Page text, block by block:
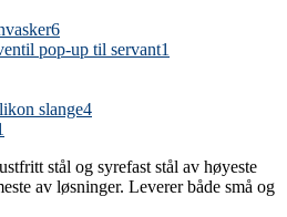
6
pop-up til servant1
slange4
stål og syrefast stål av høyeste
av løsninger. Leverer både små og